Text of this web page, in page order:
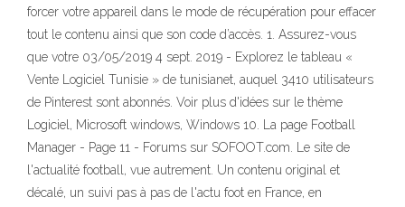
forcer votre appareil dans le mode de récupération pour effacer
tout le contenu ainsi que son code d’accès. 1. Assurez-vous
que votre 03/05/2019 4 sept. 2019 - Explorez le tableau «
Vente Logiciel Tunisie » de tunisianet, auquel 3410 utilisateurs
de Pinterest sont abonnés. Voir plus d'idées sur le thème
Logiciel, Microsoft windows, Windows 10. La page Football
Manager - Page 11 - Forums sur SOFOOT.com. Le site de
l'actualité football, vue autrement. Un contenu original et
décalé, un suivi pas à pas de l'actu foot en France, en